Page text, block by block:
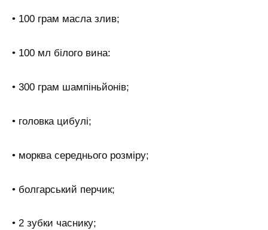
• 100 грам масла злив;
• 100 мл білого вина:
• 300 грам шампіньйонів;
• головка цибулі;
• морква середнього розміру;
• болгарський перчик;
• 2 зубки часнику;